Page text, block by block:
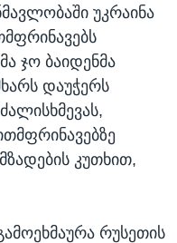
უკრაინა
ჯო ბაიდენმა
დაუჭერს
კუთხით,
რუსეთის